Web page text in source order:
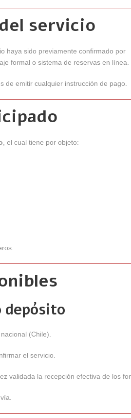
servicio
haya sido previamente confirmado por
formal o sistema de reservas en línea.
de emitir cualquier instrucción de pago.
, el cual tiene por objeto:
depósito
(Chile).
el servicio.
validada la recepción efectiva de los